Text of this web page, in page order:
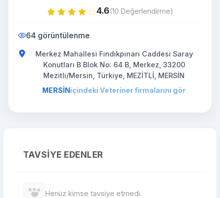
4.6(10 Değerlendirme)
64 görüntülenme
Merkez Mahallesi Fındıkpınarı Caddesi Saray
Konutları B Blok No: 64 B, Merkez, 33200
Mezitli/Mersin, Türkiye, MEZİTLİ, MERSİN
MERSİNiçindeki Veteriner firmalarını gör
TAVSIYE EDENLER
Henüz kimse tavsiye etmedi.